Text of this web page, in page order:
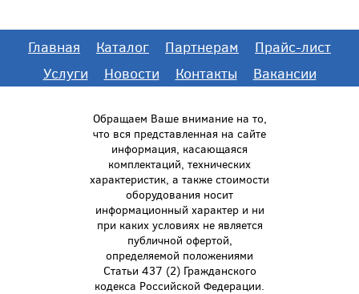
Главная Каталог Партнерам
Прайс-лист
Услуги
Новости Контакты Вакансии
Обращаем Ваше внимание на то,
что вся представленная на сайте
информация, касающаяся
комплектаций, технических
характеристик, а также стоимости
оборудования носит
информационный характер и ни
при каких условиях не является
публичной офертой,
определяемой положениями
Статьи 437 (2) Гражданского
кодекса Российской Федерации.